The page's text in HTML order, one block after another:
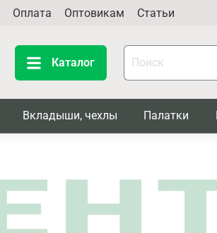
Оплата Оптовикам Статьи
Каталог
Вкладыши, чехлы Палатки